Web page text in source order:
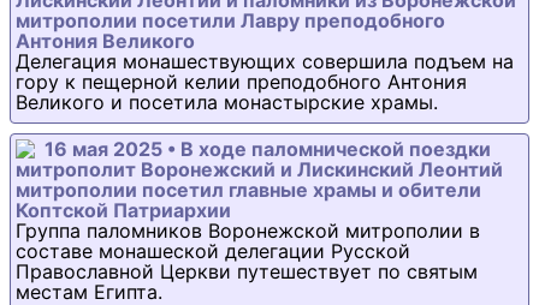
митрополии посетили Лавру преподобного
Антония Великого
Делегация монашествующих совершила подъем на
гору к пещерной келии преподобного Антония
Великого и посетила монастырские храмы.
16 мая 2025 • В ходе паломнической поездки
митрополит Воронежский и Лискинский Леонтий
митрополии посетил главные храмы и обители
Коптской Патриархии
Группа паломников Воронежской митрополии в
составе монашеской делегации Русской
Православной Церкви путешествует по святым
местам Египта.